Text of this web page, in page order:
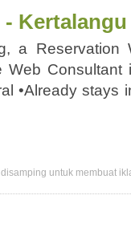
a
Web
•Already stays
untuk membuat